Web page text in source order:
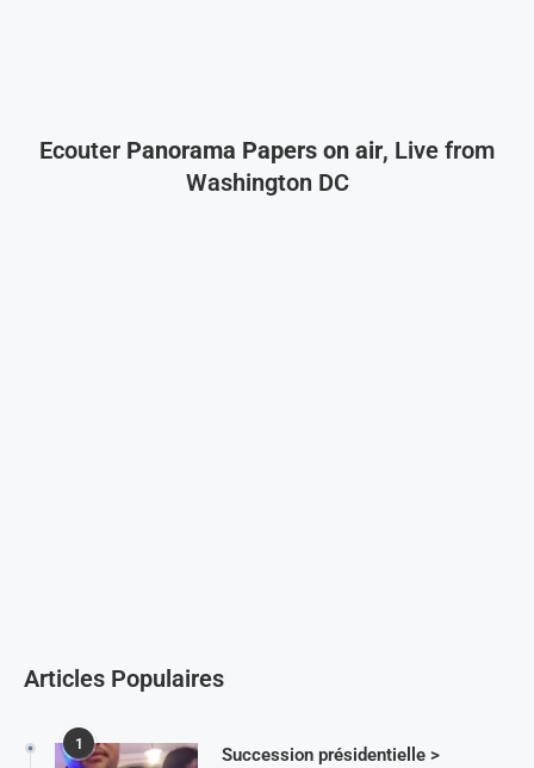
Ecouter Panorama Papers on air, Live from
Washington DC
Articles Populaires
1
Succession présidentielle >